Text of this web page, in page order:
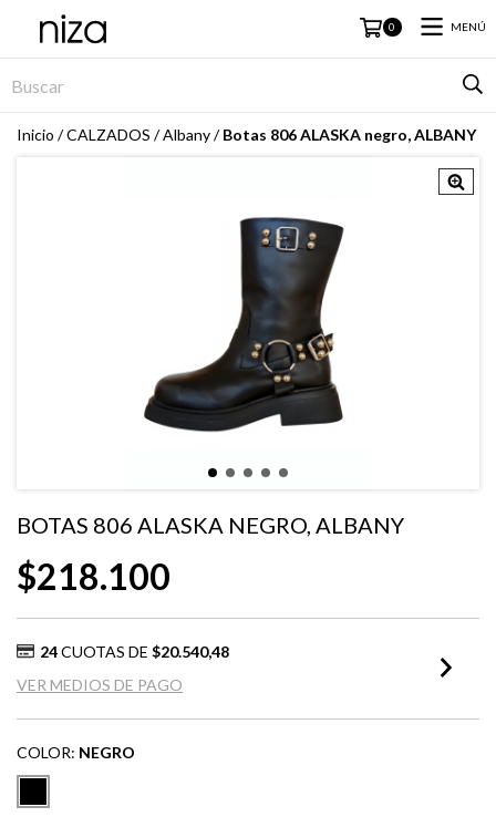
0 MENÚ
Inicio /CALZADOS /Albany/ Botas 806 ALASKA negro, ALBANY
BOTAS 806 ALASKA NEGRO, ALBANY
$218.100
24CUOTAS DE $20.540,48
VER MEDIOS DE PAGO
COLOR: NEGRO